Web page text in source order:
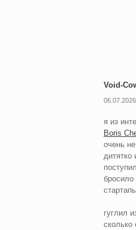
Void-
я из
Boris
очень
дитятко
бросило
гуглил
сколько